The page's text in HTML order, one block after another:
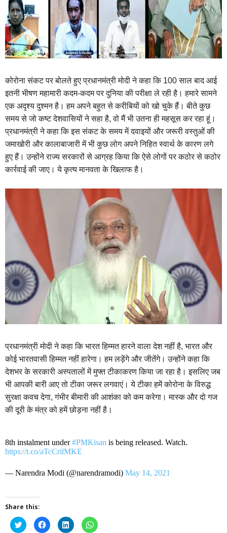
कोरोना संकट पर बोलते हुए प्रधानमंत्री मोदी ने कहा कि 100 साल बाद आई
इतनी भीषण महामारी कदम-कदम पर दुनिया की परीक्षा ले रही है। हमारे सामने
एक अदृश्य दुश्मन है। हम अपने बहुत से करीबियों को खो चुके हैं। बीते कुछ
समय से जो कष्ट देशवासियों ने सहा है, वो मैं भी उतना ही महसूस कर रहा हूं।
प्रधानमंत्री ने कहा किइस संकट के समय में दवाइयों और जरूरी वस्तुओं की
जमाखोरी और कालाबाजारी में भी कुछ लोग अपने निहित स्वार्थ के कारण लगे
हुए हैं। उन्होंने राज्य सरकारों से आग्रह किया कि ऐसे लोगों पर कठोर से कठोर
कार्रवाई की जाए। ये कृत्य मानवता के खिलाफ है।
प्रधानमंत्री मोदी ने कहा कि भारत हिम्मत हारने वाला देश नहीं है, भारत और
कोई भारतवासी हिम्मत नहीं हारेगा। हम लड़ेंगे और जीतेंगे। उन्होंने कहा कि
देशभर के सरकारी अस्पतालों में मुफ्त टीकाकरण किया जा रहा है। इसलिए जब
भी आपकी बारी आए तो टीका जरूर लगवाएं।ये टीका हमें कोरोना के विरुद्ध
सुरक्षा कवच देगा, गंभीर बीमारी की आशंका को कम करेगा। मास्क और दो गज
की दूरी के मंत्र को हमें छोड़ना नहीं है।
8th instalment under#PMKisan is being released. Watch.
https://t.co/aTcCrilMKE
— Narendra Modi (@narendramodi) May 14, 2021
Share this:
Click
to
Click
to
Click
to
Click
to